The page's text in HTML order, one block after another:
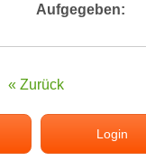
Aufgegeben:
« Zurück
Login